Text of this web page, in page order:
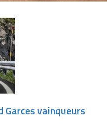
Garces vainqueurs